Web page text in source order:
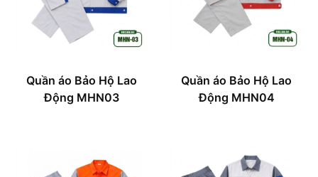
Quần áo Bảo Hộ Lao
Động MHN03
Quần áo Bảo Hộ Lao
Động MHN04